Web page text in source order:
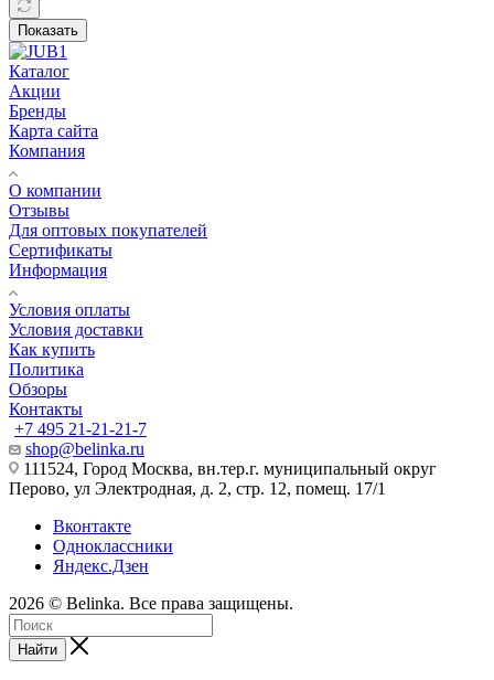
Показать
Каталог
Акции
Бренды
Карта сайта
Компания
О компании
Отзывы
Для оптовых покупателей
Сертификаты
Информация
Условия оплаты
Условия доставки
Как купить
Политика
Обзоры
Контакты
+7 495 21-21-21-7
shop@belinka.ru
111524, Город Москва, вн.тер.г. муниципальный округ
Перово, ул Электродная, д. 2, стр. 12, помещ. 17/1
Вконтакте
Одноклассники
Яндекс.Дзен
2026 © Belinka. Все права защищены.
Найти